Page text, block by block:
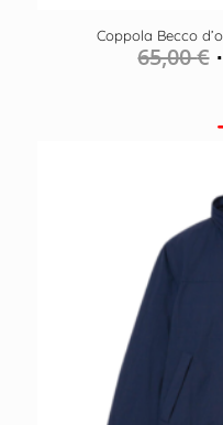
Coppola Becco
65,00€